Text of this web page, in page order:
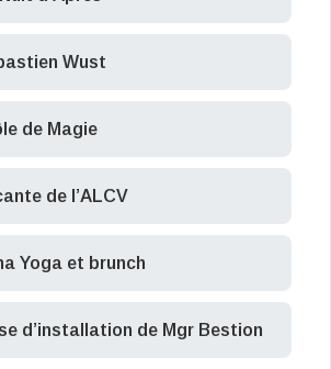
Wust
de Magie
de l’ALCV
Yoga et brunch
d’installation de Mgr Bestion